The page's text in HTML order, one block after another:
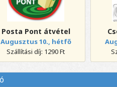
Posta Pont átvétel
Augusztus 10., hétfő
Szállítási díj: 1290 Ft